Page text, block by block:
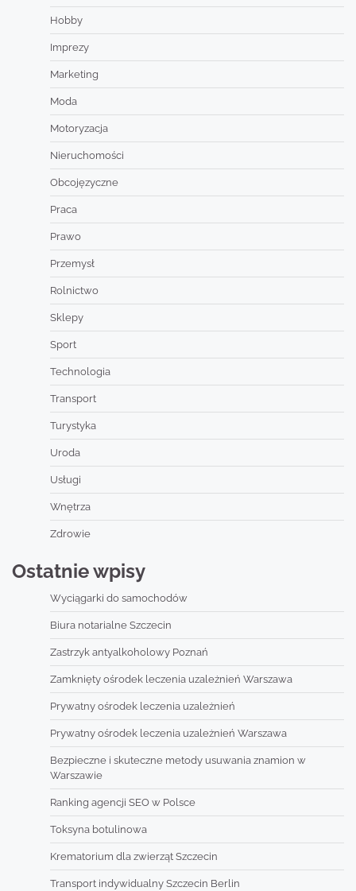
Hobby
Imprezy
Marketing
Moda
Motoryzacja
Nieruchomości
Obcojęzyczne
Praca
Prawo
Przemysł
Rolnictwo
Sklepy
Sport
Technologia
Transport
Turystyka
Uroda
Usługi
Wnętrza
Zdrowie
Ostatnie wpisy
Wyciągarki do samochodów
Biura notarialne Szczecin
Zastrzyk antyalkoholowy Poznań
Zamknięty ośrodek leczenia uzależnień Warszawa
Prywatny ośrodek leczenia uzależnień
Prywatny ośrodek leczenia uzależnień Warszawa
Bezpieczne i skuteczne metody usuwania znamion w
Warszawie
Ranking agencji SEO w Polsce
Toksyna botulinowa
Krematorium dla zwierząt Szczecin
Transport indywidualny Szczecin Berlin